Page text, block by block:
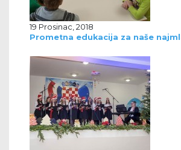
19 Prosinac, 2018
Prometna edukacija za naše